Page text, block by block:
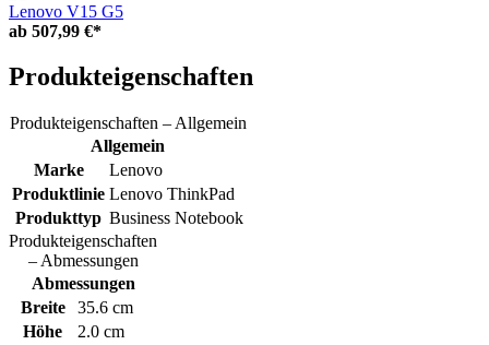
Lenovo V15 G5
ab 507,99 €*
Produkteigenschaften
Produkteigenschaften – Allgemein
Allgemein
Marke
Lenovo
Produktlinie Lenovo ThinkPad
Produkttyp Business Notebook
Produkteigenschaften
– Abmessungen
Abmessungen
Breite
35.6 cm
Höhe
2.0 cm